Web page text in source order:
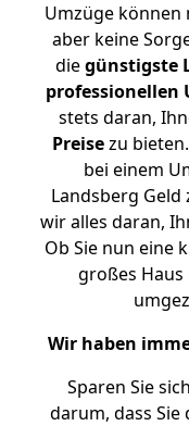
Umzüge
aber keine
diegünstigste
professionellen
stets daran,
Preisezu
bei einem
Landsberg Geld
wir alles daran,
Ob Sie nun eine
großes
Wir haben
Sparen Sie
darum, dass